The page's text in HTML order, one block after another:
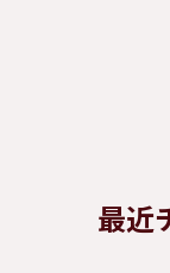
最近